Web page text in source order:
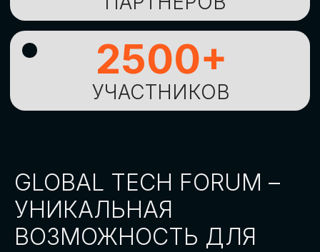
ОСТАВИТЬ
ЗАЯВКУ
СКАЧАТЬ ПРОГРАММУ
СТАТЬ СПИКЕРОМ
Оставьте заявку, наши менеджеры